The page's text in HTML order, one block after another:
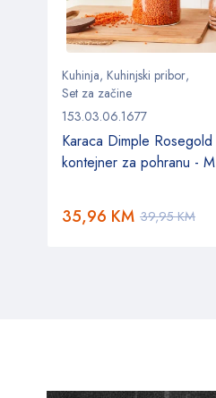
Kuhinja, Kuhinjski pribor,
Set za začine
153.03.06.1677
Karaca Dimple Rosegold
kontejner za pohranu - M
39,95KM
35,96 KM